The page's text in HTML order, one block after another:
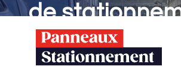
de
Guebwiller
Panneaux Stationnement effectue